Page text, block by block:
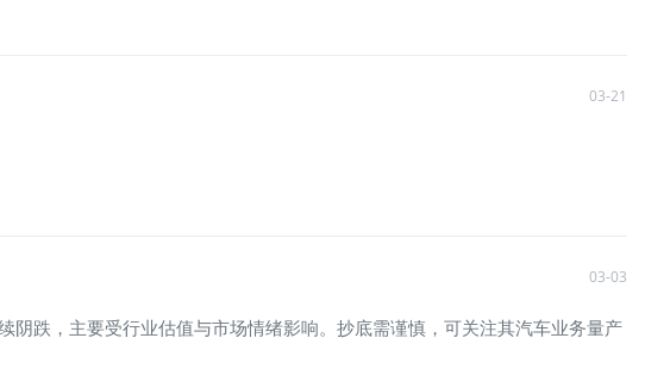
03-21
03-03
跌，主要受行业估值与市场情绪影响。抄底需谨慎，可关注其汽车业务量产